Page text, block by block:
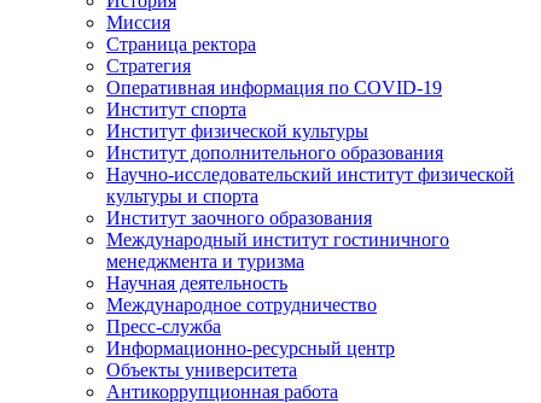
Миссия
Страница ректора
Стратегия
Оперативная информация по COVID-19
Институт спорта
Институт физической культуры
Институт дополнительного образования
Научно-исследовательский институт физической
культуры и спорта
Институт заочного образования
Международный институт гостиничного
менеджмента и туризма
Научная деятельность
Международное сотрудничество
Пресс-служба
Информационно-ресурсный центр
Объекты университета
Антикоррупционная работа